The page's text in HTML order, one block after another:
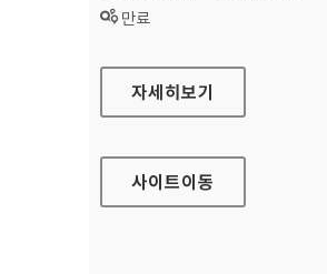
상태 :
만료
성북장애인복지관 홈페이지
자세히보기
사이트이동